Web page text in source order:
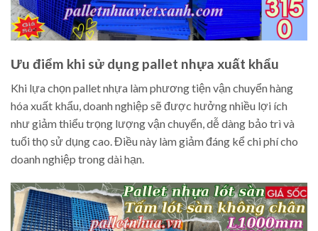
Ưu điểm khi sử dụng pallet nhựa xuất khẩu
Khi lựa chọn pallet nhựa làm phương tiện vận chuyển hàng
hóa xuất khẩu, doanh nghiệp sẽ được hưởng nhiều lợi ích
như giảm thiểu trọng lượng vận chuyển, dễ dàng bảo trì và
tuổi thọ sử dụng cao. Điều này làm giảm đáng kể chi phí cho
doanh nghiệp trong dài hạn.